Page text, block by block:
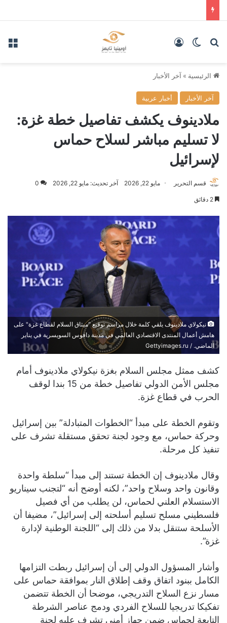
بحث عنالوضع المظلم
الرئيسية » آخر الأخبار
آخر الأخبار أخبار عربية
ملادينوف يكشف تفاصيل خطة غزة:
لا تسليم مباشر لسلاح حماس
لإسرائيل
قسم التحرير مايو 22, 2026 آخر تحديث: مايو 22, 2026 0
نيكولاي ملادينوف يلقي كلمة خلال مراسم توقيع "ميثاق السلام لقطاع غزة" على
هامش أعمال المنتدى الاقتصادي العالمي في مدينة دافوس السويسرية في يناير
الماضي. / Gettyimages.ru
كشف ممثل مجلس السلام بغزة نيكولاي ملادينوف أمام
مجلس الأمن الدولي تفاصيل خطة من 15 بندا لوقف
الحرب في قطاع غزة.
وتقوم الخطة على مبدأ “الخطوات المتبادلة” بين إسرائيل
وحركة حماس، مع وجود لجنة تحقق مستقلة تشرف على
تنفيذ كل مرحلة.
وقال ملادينوف إن الخطة تستند إلى مبدأ “سلطة واحدة
وقانون واحد وسلاح واحد”، لكنه أوضح أنه “لتجنب سيناريو
الاستسلام العلني لحماس، لن يطلب من أي فصيل
فلسطيني مسلح تسليم أسلحته إلى إسرائيل”، مضيفا أن
الأسلحة ستنقل بدلا من ذلك إلى “اللجنة الوطنية لإدارة
غزة”.
وأشار المسؤول الدولي إلى أن إسرائيل ربطت التزامها
الكامل ببنود اتفاق وقف إطلاق النار بموافقة حماس على
مسار نزع السلاح التدريجي، موضحا أن الخطة تتضمن
تفكيكا تدريجيا للسلاح الفردي ودمج عناصر الشرطة
التابعة لحماس ضمن جهاز أمني تشرف عليه لجنة